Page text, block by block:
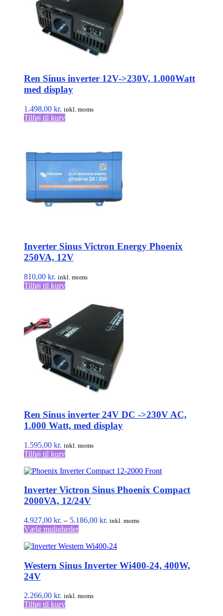
Ren Sinus inverter 12V->230V, 1.000Watt
med display
1.498,00 kr. inkl. moms
Tilføj til kurv
Inverter Sinus Victron Energy Phoenix
250VA, 12V
810,00 kr. inkl. moms
Tilføj til kurv
Ren Sinus inverter 24V DC ->230V AC,
1.000 Watt, med display
1.595,00 kr. inkl. moms
Tilføj til kurv
Inverter Victron Sinus Phoenix Compact
2000VA, 12/24V
4.927,00 kr. – 5.186,00 kr. Prisinterval:
5.186,00 kr.
inkl. moms
Vælg mulighederDette
har
varianter.
på
Western Sinus Inverter Wi400-24, 400W,
24V
2.266,00 kr. inkl. moms
Tilføj til kurv